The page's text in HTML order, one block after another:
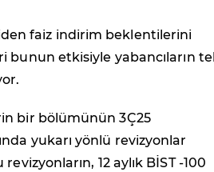
faiz indirim beklentilerini
etkisiyle yabancıların
bir bölümünün 3Ç25
yukarı yönlü revizyonlar
12 aylık BİST -100